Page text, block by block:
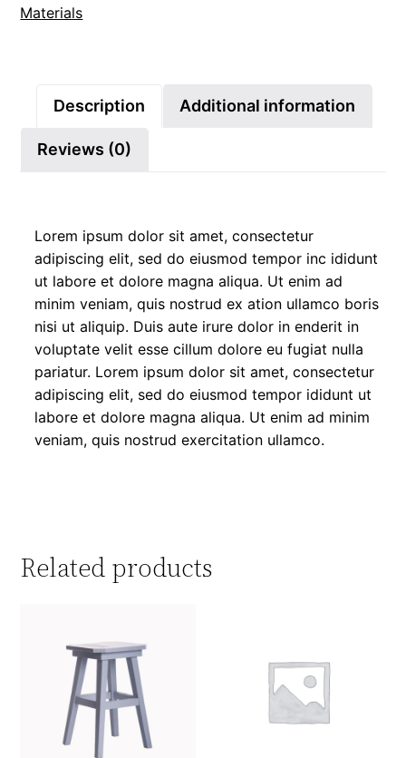
Materials
Description Additional information
Reviews (0)
Lorem ipsum dolor sit amet, consectetur
adipiscing elit, sed do eiusmod tempor inc ididunt
ut labore et dolore magna aliqua. Ut enim ad
minim veniam, quis nostrud ex ation ullamco boris
nisi ut aliquip. Duis aute irure dolor in enderit in
voluptate velit esse cillum dolore eu fugiat nulla
pariatur. Lorem ipsum dolor sit amet, consectetur
adipiscing elit, sed do eiusmod tempor ididunt ut
labore et dolore magna aliqua. Ut enim ad minim
veniam, quis nostrud exercitation ullamco.
Related products